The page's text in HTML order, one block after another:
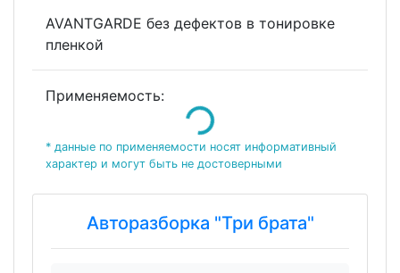
AVANTGARDE без дефектов в тонировке
пленкой
Применяемость:
Loading...
* данные по применяемости носят информативный
характер и могут быть не достоверными
Авторазборка "Три брата"